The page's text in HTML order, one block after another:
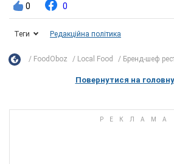
0 0
Теги Редакційна політика
FoodOboz Local Food Бренд-шеф
Повернутися на головну